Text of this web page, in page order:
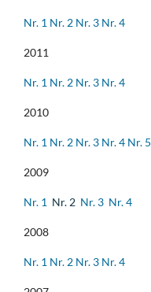
Nr. 1 Nr. 2 Nr. 3 Nr. 4
2011
Nr. 1 Nr. 2 Nr. 3 Nr. 4
2010
Nr. 1 Nr. 2 Nr. 3 Nr. 4 Nr. 5
2009
Nr. 1 Nr. 2 Nr. 3 Nr. 4
2008
Nr. 1 Nr. 2 Nr. 3 Nr. 4